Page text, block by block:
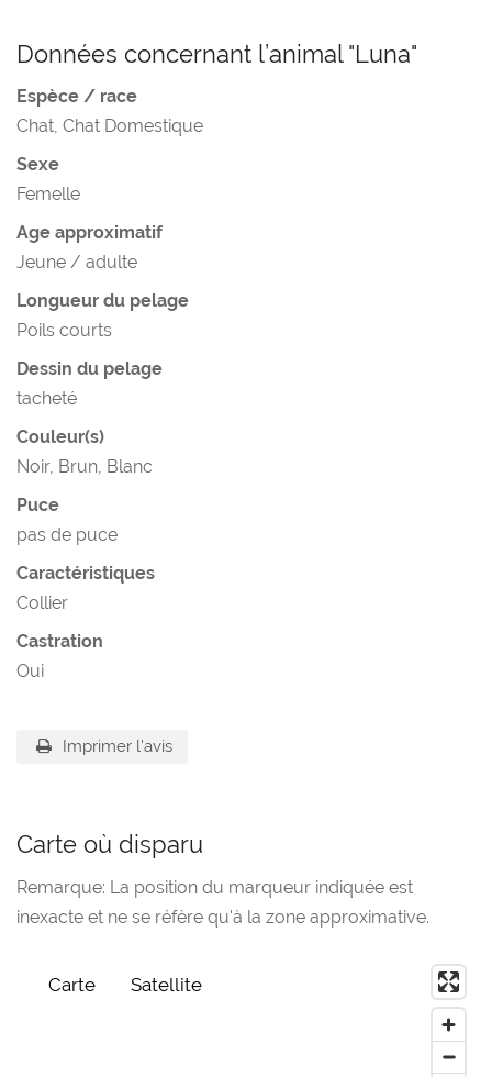
Données concernant l’animal "Luna"
Espèce / race
Chat, Chat Domestique
Sexe
Femelle
Age approximatif
Jeune / adulte
Longueur du pelage
Poils courts
Dessin du pelage
tacheté
Couleur(s)
Noir, Brun, Blanc
Puce
pas de puce
Caractéristiques
Collier
Castration
Oui
Imprimer l'avis
Carte où disparu
Remarque: La position du marqueur indiquée est
inexacte et ne se réfère qu'à la zone approximative.
Carte Satellite